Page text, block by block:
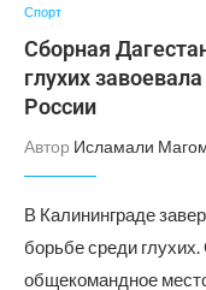
Спорт
Сборная
глухих
России
Автор Исламали
В Калининграде
борьбе среди
общекомандное